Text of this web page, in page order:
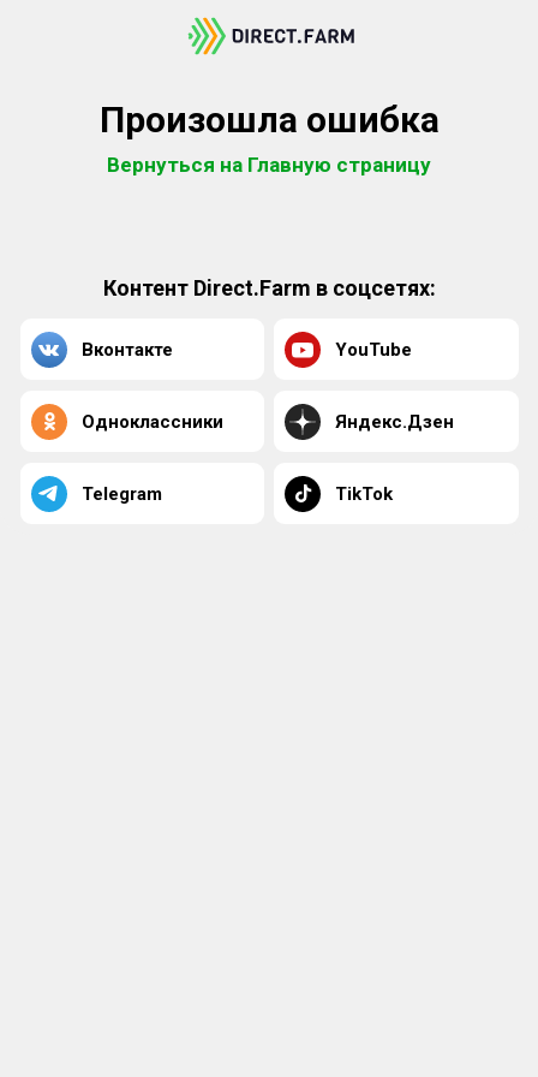
Произошла ошибка
Вернуться на Главную страницу
Контент Direct.Farm в соцсетях:
Вконтакте YouTube
Одноклассники Яндекс.Дзен
Telegram TikTok